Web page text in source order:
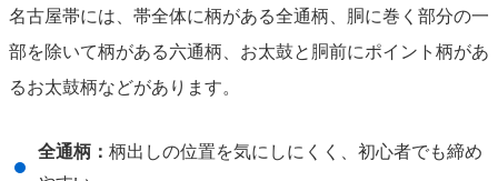
名古屋帯には、帯全体に柄がある全通柄、胴に巻く部分の一
部を除いて柄がある六通柄、お太鼓と胴前にポイント柄があ
るお太鼓柄などがあります。
全通柄： 柄出しの位置を気にしにくく、初心者でも締め